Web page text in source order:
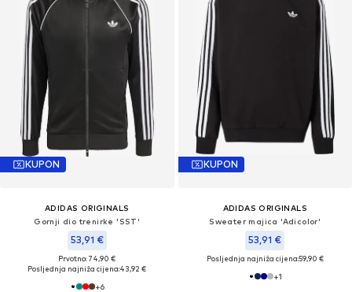
KUPON
ADIDAS ORIGINALS
Gornji dio trenirke 'SST'
53,91 €
Prvotno: 74,90 €
Posljednja najniža cijena:43,92 €
+6
KUPON
ADIDAS ORIGINALS
Sweater majica 'Adicolor'
53,91 €
Posljednja najniža cijena:59,90 €
+1